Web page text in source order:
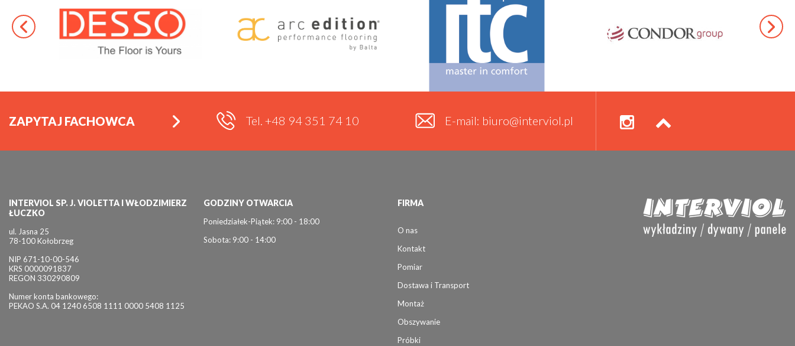
ZAPYTAJ FACHOWCA Tel. +48 94 351 74 10 E-mail: biuro@interviol.pl
INTERVIOL SP. J. VIOLETTA I WŁODZIMIERZ
ŁUCZKO
ul. Jasna 25
78-100 Kołobrzeg
NIP 671-10-00-546
KRS 0000091837
REGON 330290809
Numer konta bankowego:
PEKAO S.A. 04 1240 6508 1111 0000 5408 1125
GODZINY OTWARCIA
Poniedziałek-Piątek: 9:00 - 18:00
Sobota: 9:00 - 14:00
FIRMA
O nas
Kontakt
Pomiar
Dostawa i Transport
Montaż
Obszywanie
Próbki